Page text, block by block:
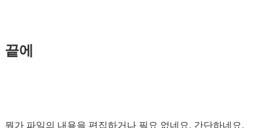
끝에
뭔가 파일의 내용을 편집하거나 필요 없네요. 간단하네요.